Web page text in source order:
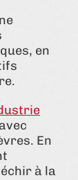
en
avec
En
à la